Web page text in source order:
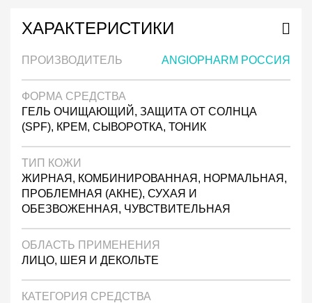
ХАРАКТЕРИСТИКИ
ПРОИЗВОДИТЕЛЬ ANGIOPHARM РОССИЯ
ФОРМА СРЕДСТВА
ГЕЛЬ ОЧИЩАЮЩИЙ, ЗАЩИТА ОТ СОЛНЦА
(SPF), КРЕМ, СЫВОРОТКА, ТОНИК
ТИП КОЖИ
ЖИРНАЯ, КОМБИНИРОВАННАЯ, НОРМАЛЬНАЯ,
ПРОБЛЕМНАЯ (АКНЕ), СУХАЯ И
ОБЕЗВОЖЕННАЯ, ЧУВСТВИТЕЛЬНАЯ
ОБЛАСТЬ ПРИМЕНЕНИЯ
ЛИЦО, ШЕЯ И ДЕКОЛЬТЕ
КАТЕГОРИЯ СРЕДСТВА